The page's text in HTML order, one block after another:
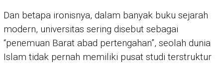
Dan betapa ironisnya, dalam banyak buku sejarah
modern, universitas sering disebut sebagai
“penemuan Barat abad pertengahan”, seolah dunia
Islam tidak pernah memiliki pusat studi terstruktur